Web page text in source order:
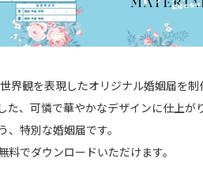
界観を表現したオリジナル婚姻届を
た、可憐で華やかなデザインに仕上が
特別な婚姻届です。
でダウンロードいただけます。